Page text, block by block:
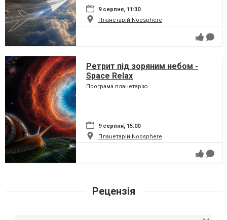
9 серпня, 11:30
Планетарій Noosphere
Ретрит під зоряним небом -
Space Relax
Програма планетарію
9 серпня, 15:00
Планетарій Noosphere
Рецензія